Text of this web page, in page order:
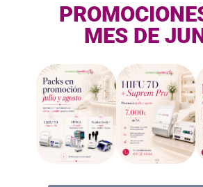
MES DE